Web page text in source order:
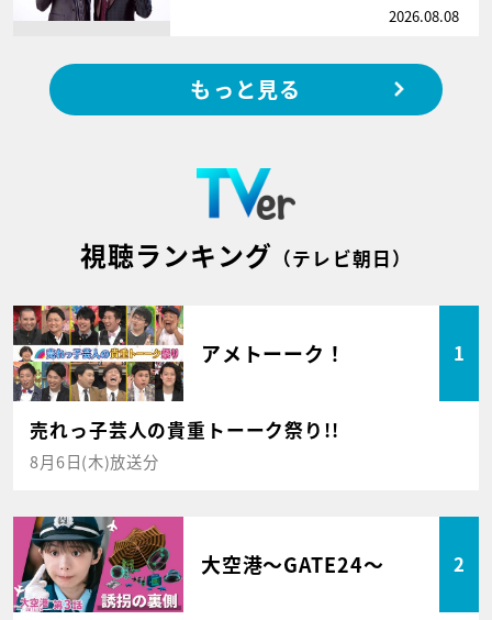
2026.08.08
もっと見る
視聴ランキング （テレビ朝日）
アメトーーク！ 1
売れっ子芸人の貴重トーーク祭り!!
8月6日(木)放送分
大空港～GATE24～ 2